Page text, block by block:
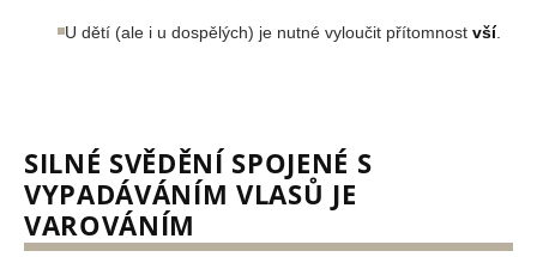
U dětí (ale i u dospělých) je nutné vyloučit přítomnost vší.
SILNÉ SVĚDĚNÍ SPOJENÉ S
VYPADÁVÁNÍM VLASŮ JE
VAROVÁNÍM